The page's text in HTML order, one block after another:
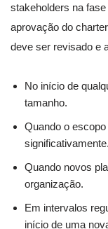
stakeholders na
aprovação do
deve ser revisado e
No início de
tamanho.
Quando o
significativamente.
Quando novos
organização.
Em intervalos
início de uma